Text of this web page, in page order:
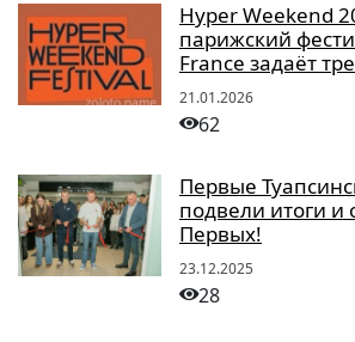
Hyper Weekend
парижский
France задаёт
21.01.2026
62
Первые
подвели итоги и
Первых!
23.12.2025
28